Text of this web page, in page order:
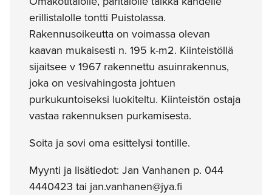
erillistalolle tontti Puistolassa.
Rakennusoikeutta on voimassa olevan
kaavan mukaisesti n. 195 k-m2. Kiinteistöllä
sijaitsee v 1967 rakennettu asuinrakennus,
joka on vesivahingosta johtuen
purkukuntoiseksi luokiteltu. Kiinteistön ostaja
vastaa rakennuksen purkamisesta.
Soita ja sovi oma esittelysi tontille.
Myynti ja lisätiedot: Jan Vanhanen p. 044
4440423 tai jan.vanhanen@jya.fi